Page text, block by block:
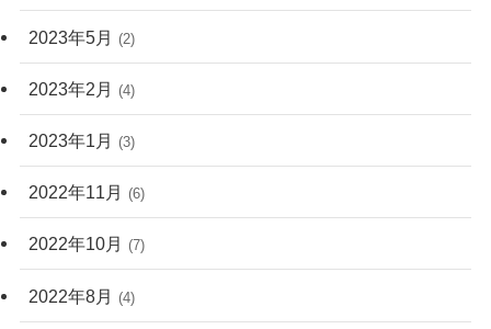
2023年5月 (2)
2023年2月 (4)
2023年1月 (3)
2022年11月 (6)
2022年10月 (7)
2022年8月 (4)